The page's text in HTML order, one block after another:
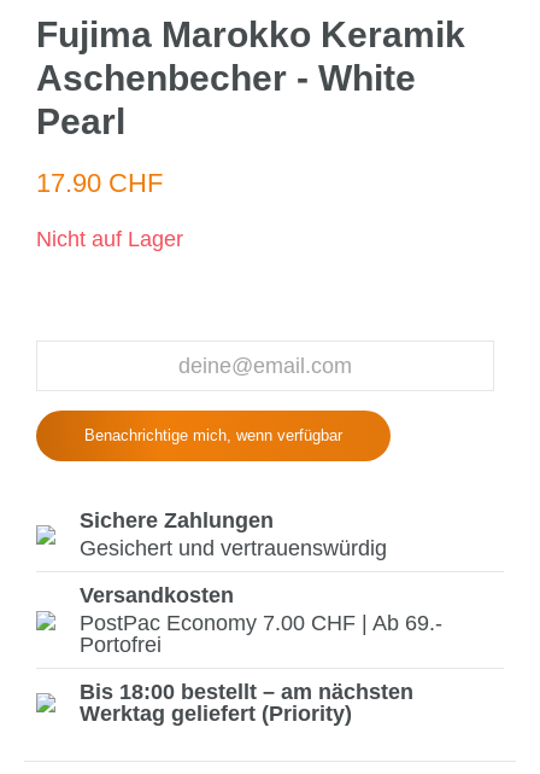
Fujima Marokko Keramik
Aschenbecher - White
Pearl
17.90 CHF
Nicht auf Lager
Benachrichtige mich, wenn verfügbar
Sichere Zahlungen
Gesichert und vertrauenswürdig
Versandkosten
PostPac Economy 7.00 CHF | Ab 69.-
Portofrei
Bis 18:00 bestellt – am nächsten
Werktag geliefert (Priority)